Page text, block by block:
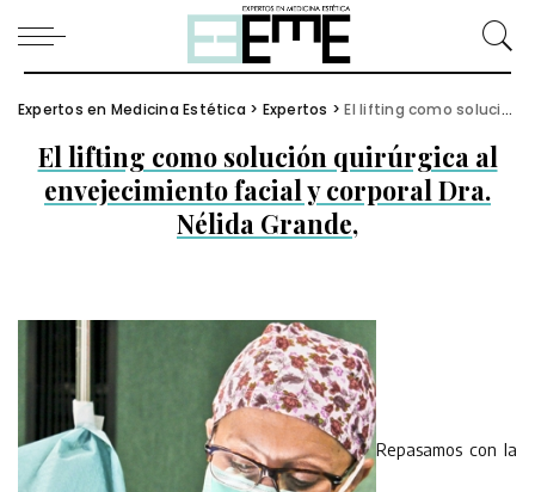
Expertos en Medicina Estética > Expertos >El lifting como solución quirúrgica al envejecimiento facial y corporal Dra. Nélida Grande,
El lifting como solución quirúrgica al
envejecimiento facial y corporal Dra.
Nélida Grande,
Repasamos con la